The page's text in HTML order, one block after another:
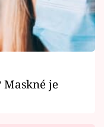
je